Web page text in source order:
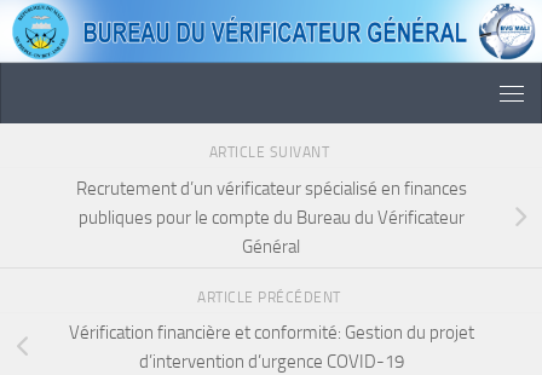
Skip to content
ARTICLE SUIVANT
Recrutement d’un vérificateur spécialisé en finances
publiques pour le compte du Bureau du Vérificateur
Général
ARTICLE PRÉCÉDENT
Vérification financière et conformité: Gestion du projet
d’intervention d’urgence COVID-19